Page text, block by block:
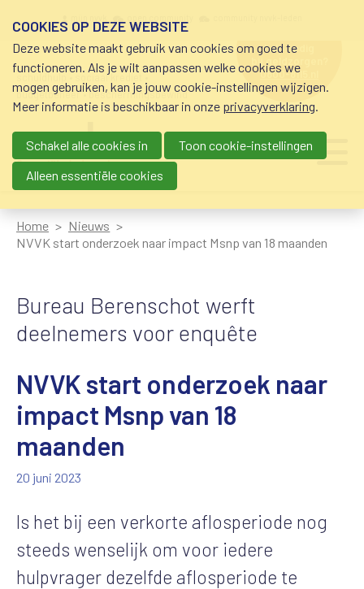
schuldhulp • sociaal krediet •
budgetbeheer • beschermingsbewind
hulp nodig
bij geldzorgen?
0800-8115.nl
Main navigation
Home
Nieuws
NVVK start onderzoek naar impact Msnp van 18 maanden
Bureau Berenschot werft
deelnemers voor enquête
NVVK start onderzoek naar
impact Msnp van 18
maanden
20 juni 2023
Is het bij een verkorte aflosperiode nog
steeds wenselijk om voor iedere
hulpvrager dezelfde aflosperiode te
COOKIES OP DEZE WEBSITE
Deze website maakt gebruik van cookies om goed te
functioneren. Als je wilt aanpassen welke cookies we
mogen gebruiken, kan je jouw cookie-instellingen wijzigen.
Meer informatie is beschikbaar in onze privacyverklaring.
Schakel alle cookies in
Toon cookie-instellingen
Alleen essentiële cookies